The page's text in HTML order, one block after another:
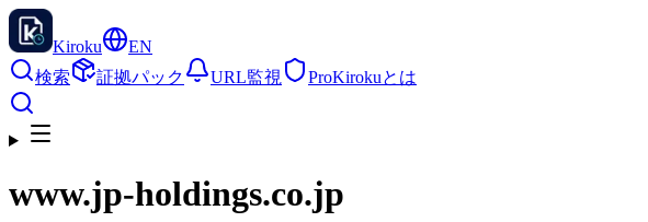
Kiroku
EN
検索
証拠パック URL監視 ProKirokuとは
www.jp-holdings.co.jp